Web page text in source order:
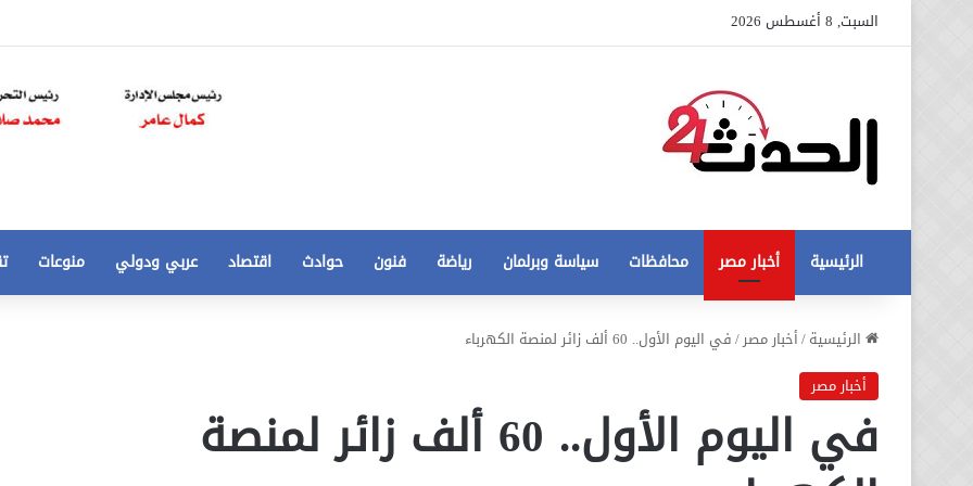
السبت, 8 أغسطس 2026
الرئيسية أخبار مصر محافظات سياسة وبرلمان رياضة فنون حوادث اقتصاد عربي ودولي منوعات
الرئيسية/أخبار مصر/في اليوم الأول.. 60 ألف زائر لمنصة الكهرباء
أخبار مصر
في اليوم الأول.. 60 ألف زائر لمنصة
عاجل
أزمة
مخالفات
12 أغسطس، 2020
عاجل تطورات جديدة في أزمة مخالفات
250
الي